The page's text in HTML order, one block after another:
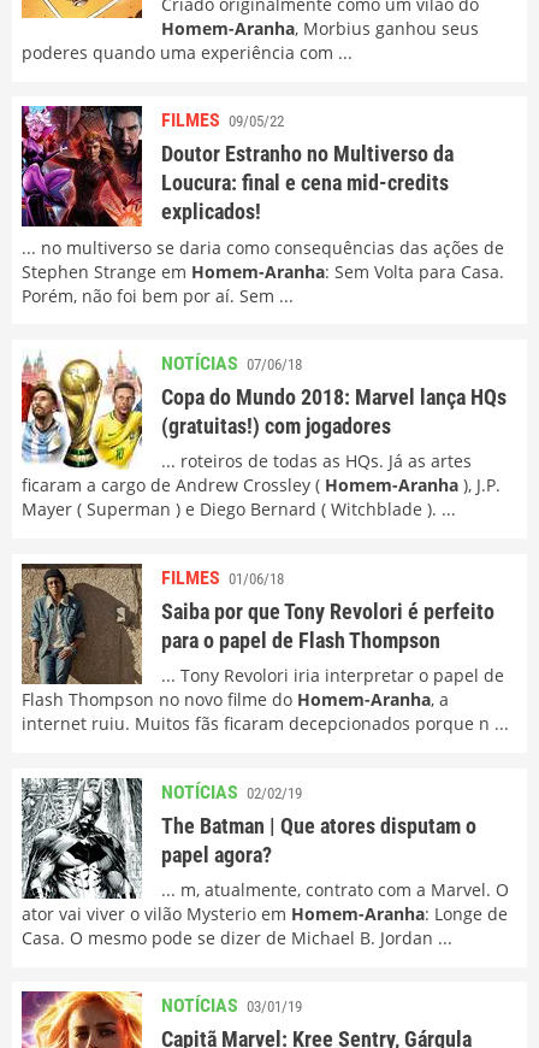
Homem-Aranha, Morbius ganhou seus
poderes quando uma experiência com ...
FILMES 09/05/22
Doutor Estranho no Multiverso da
Loucura: final e cena mid-credits
explicados!
... no multiverso se daria como consequências das ações de
Stephen Strange em Homem-Aranha: Sem Volta para Casa.
Porém, não foi bem por aí. Sem ...
NOTÍCIAS 07/06/18
Copa do Mundo 2018: Marvel lança HQs
(gratuitas!) com jogadores
... roteiros de todas as HQs. Já as artes
ficaram a cargo de Andrew Crossley ( Homem-Aranha ), J.P.
Mayer ( Superman ) e Diego Bernard ( Witchblade ). ...
FILMES 01/06/18
Saiba por que Tony Revolori é perfeito
para o papel de Flash Thompson
... Tony Revolori iria interpretar o papel de
Flash Thompson no novo filme do Homem-Aranha, a
internet ruiu. Muitos fãs ficaram decepcionados porque n ...
NOTÍCIAS 02/02/19
The Batman | Que atores disputam o
papel agora?
... m, atualmente, contrato com a Marvel. O
ator vai viver o vilão Mysterio em Homem-Aranha: Longe de
Casa. O mesmo pode se dizer de Michael B. Jordan ...
NOTÍCIAS 03/01/19
Capitã Marvel: Kree Sentry, Gárgula